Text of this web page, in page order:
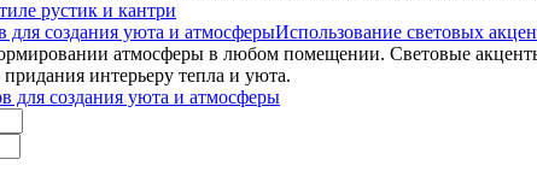
Использование световых
атмосферы в любом помещении. Световые
интерьеру тепла и уюта.